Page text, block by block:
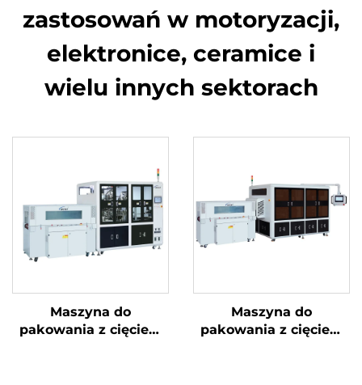
zastosowań w motoryzacji,
elektronice, ceramice i
wielu innych sektorach
Maszyna do
pakowania z cięciem
Maszyna do
pakowania z cięciem